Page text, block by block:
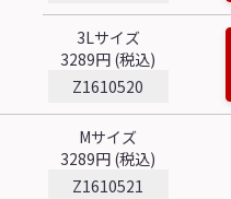
3Lサイズ
3289円 (税込)
Z1610520
Mサイズ
3289円 (税込)
Z1610521